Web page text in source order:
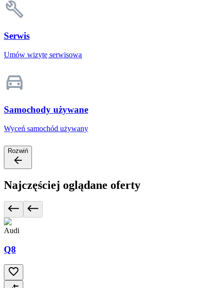
Serwis
Umów wizytę serwisową
Samochody używane
Wyceń samochód używany
Rozwiń
Najczęściej oglądane oferty
Audi
Q8